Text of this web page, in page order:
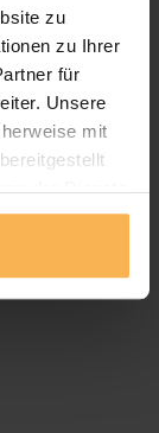
zu
zu Ihrer
für
Unsere
mit
der Dienste